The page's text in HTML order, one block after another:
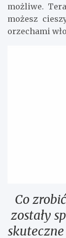
możliwe.
możesz
orzechami
Co
zostały